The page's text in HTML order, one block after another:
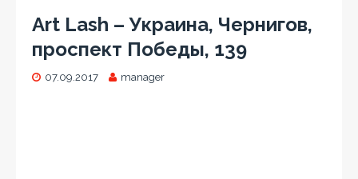
Art Lash – Украина, Чернигов,
проспект Победы, 139
07.09.2017 manager